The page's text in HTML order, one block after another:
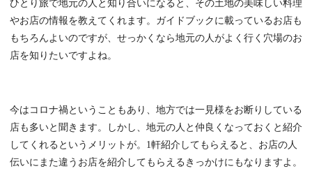
ひとり旅で地元の人と知り合いになると、その土地の美味しい料理
やお店の情報を教えてくれます。ガイドブックに載っているお店も
もちろんよいのですが、せっかくなら地元の人がよく行く穴場のお
店を知りたいですよね。
今はコロナ禍ということもあり、地方では一見様をお断りしている
店も多いと聞きます。しかし、地元の人と仲良くなっておくと紹介
してくれるというメリットが。1軒紹介してもらえると、お店の人
伝いにまた違うお店を紹介してもらえるきっかけにもなりますよ。